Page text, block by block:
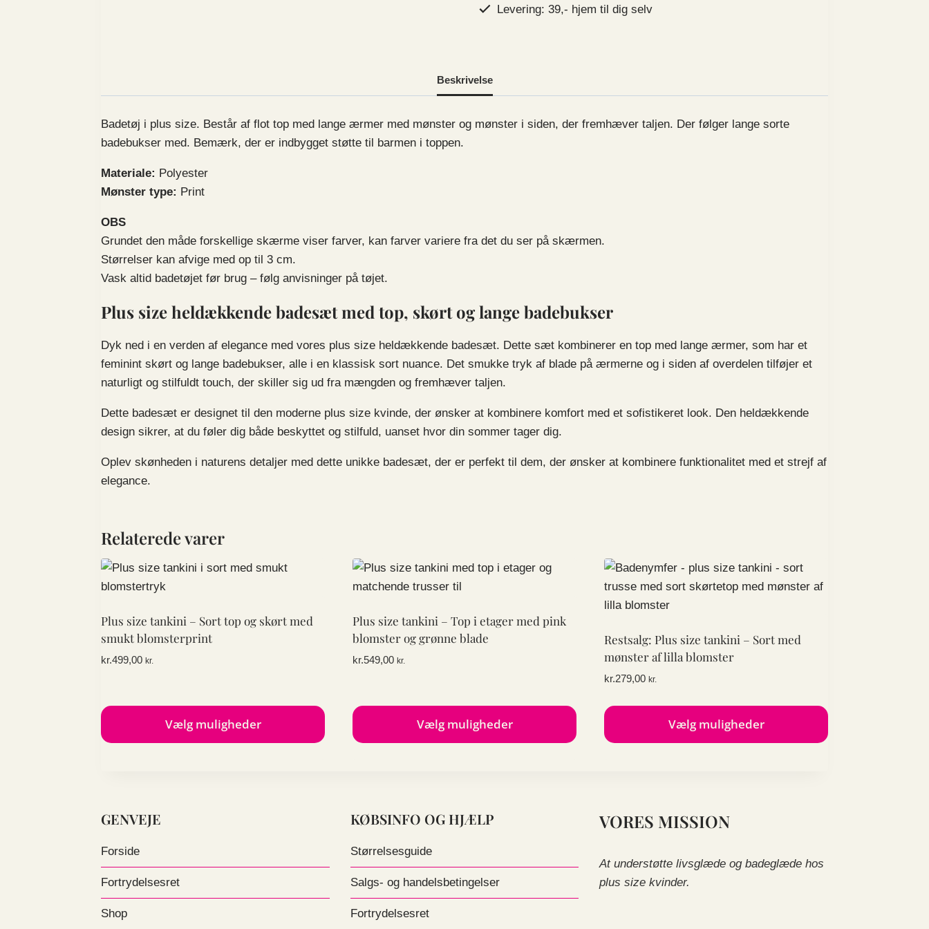
bladmønster
på
ærmet
Levering: 39,- hjem til dig selv
Beskrivelse
Badetøj i plus size. Består af flot top med lange ærmer med mønster og mønster i siden, der fremhæver taljen. Der følger lange sorte
badebukser med. Bemærk, der er indbygget støtte til barmen i toppen.
Materiale: Polyester
Mønster type: Print
OBS
Grundet den måde forskellige skærme viser farver, kan farver variere fra det du ser på skærmen.
Størrelser kan afvige med op til 3 cm.
Vask altid badetøjet før brug – følg anvisninger på tøjet.
Plus size heldækkende badesæt med top, skørt og lange badebukser
Dyk ned i en verden af elegance med vores plus size heldækkende badesæt. Dette sæt kombinerer en top med lange ærmer, som har et
feminint skørt og lange badebukser, alle i en klassisk sort nuance. Det smukke tryk af blade på ærmerne og i siden af overdelen tilføjer et
naturligt og stilfuldt touch, der skiller sig ud fra mængden og fremhæver taljen.
Dette badesæt er designet til den moderne plus size kvinde, der ønsker at kombinere komfort med et sofistikeret look. Den heldækkende
design sikrer, at du føler dig både beskyttet og stilfuld, uanset hvor din sommer tager dig.
Oplev skønheden i naturens detaljer med dette unikke badesæt, der er perfekt til dem, der ønsker at kombinere funktionalitet med et strejf af
elegance.
Relaterede varer
Plus size tankini – Sort top og skørt med
smukt blomsterprint
kr.499,00 kr.
Vælg muligheder
varianter.
Mulighederne
kan
vælges
på
varesiden
Plus size tankini – Top i etager med pink
blomster og grønne blade
kr.549,00 kr.
Vælg muligheder
varianter.
Mulighederne
kan
vælges
på
varesiden
Restsalg: Plus size tankini – Sort med
mønster af lilla blomster
kr.279,00 kr.
Vælg muligheder
varianter.
kan
vælges
GENVEJE
Forside
Fortrydelsesret
Shop
KØBSINFO OG HJÆLP
Størrelsesguide
Salgs- og handelsbetingelser
Fortrydelsesret
VORES MISSION
At understøtte livsglæde og badeglæde hos
plus size kvinder.